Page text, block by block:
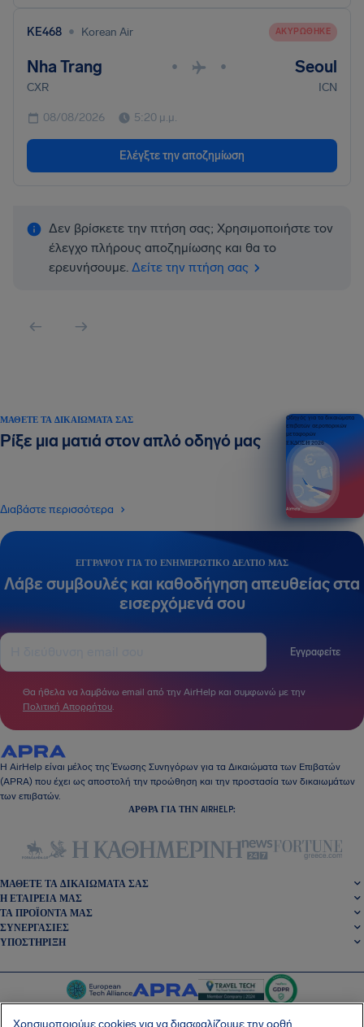
KE468 • Korean Air ΑΚΥΡΏΘΗΚΕ
Nha Trang • • Seoul
CXR ICN
08/08/2026 5:20 μ.μ.
Ελέγξτε την αποζημίωση
Δεν βρίσκετε την πτήση σας; Χρησιμοποιήστε τον
έλεγχο πλήρους αποζημίωσης και θα το
ερευνήσουμε. Δείτε την πτήση σας
ΕΓΓΡΆΨΟΥ ΓΙΑ ΤΟ ΕΝΗΜΕΡΩΤΙΚΌ ΔΕΛΤΊΟ ΜΑΣ
Λάβε συμβουλές και καθοδήγηση απευθείας στα
εισερχόμενά σου
Εγγραφείτε
Θα ήθελα να λαμβάνω email από την AirHelp και συμφωνώ με την
Πολιτική Απορρήτου.
ΜΆΘΕΤΕ ΤΑ ΔΙΚΑΙΏΜΑΤΆ ΣΑΣ
Ρίξε μια ματιά στον απλό οδηγό μας
Διαβάστε περισσότερα
Οδηγός για τα δικαιώματα
επιβατών αεροπορικών
μεταφορών
ΕΚΔΟΣΗ 2026
Η AirHelp είναι μέλος της Ένωσης Συνηγόρων για τα Δικαιώματα των Επιβατών
(APRA) που έχει ως αποστολή την προώθηση και την προστασία των δικαιωμάτων
των επιβατών.
ΆΡΘΡΑ ΓΙΑ ΤΗΝ AIRHELP:
ΜΆΘΕΤΕ ΤΑ ΔΙΚΑΙΏΜΑΤΆ ΣΑΣ
Η ΕΤΑΙΡΕΊΑ ΜΑΣ
ΤΑ ΠΡΟΪΌΝΤΑ ΜΑΣ
ΣΥΝΕΡΓΑΣΊΕΣ
ΥΠΟΣΤΉΡΙΞΗ
Χρησιμοποιούμε cookies για να διασφαλίζουμε την ορθή